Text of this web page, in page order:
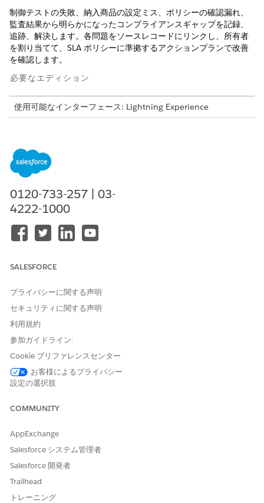
制御テストの失敗、納入商品の設定ミス、ポリシーの確認漏れ、
監査結果から明らかになったコンプライアンスギャップを記録、
追跡、解決します。各問題をソースレコードにリンクし、所有者
を割り当てて、SLA ポリシーに準拠するアクションプランで改善
を確認します。
必要なエディション
使用可能なインターフェース: Lightning Experience
Edition。
問題管理タスク
問題管理では、各コンプライアンスギャップを、そのギャップを
顕在化したソース制御、ポリシー、規制、監査、またはリスクに
関連付け、一貫した状況セットを通じて問題を追跡します。
制御の失敗、未承認のポリシー、監査結果、プロセス、または
クします。
契約 (SLA) を適用します。
アクションプランテンプレートを使用して、割り当て可能な
ドラフト、オープン、修復処理中、レビュー、クローズなど、
一貫した解決ライフサイクルを通じて問題を移行します。
IT コンプライアンスの問題管理の設定
コンプライアンスのギャップを追跡して修正するには、問題管
理を有効にします。問題種別、SLA ポリシー、アクションプラ
ザーにアクセス権を付与します。
ITコンプライアンスのための問題管理の使用
す。アクションプランを使用して、修復、完了をサポートする
証拠、SLA マイルストーンを調整し、スケジュールどおりに作
業を進めます。
0120-733-257 | 03-
4222-1000
SALESFORCE
プライバシーに関する声明
セキュリティに関する声明
利用規約
参加ガイドライン:
Cookie プリファレンスセンター
お客様によるプライバシー
設定の選択肢
COMMUNITY
AppExchange
Salesforce システム管理者
Salesforce 開発者
Trailhead
トレーニング